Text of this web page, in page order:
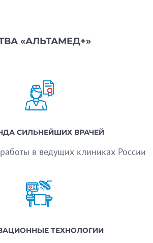
«АЛЬТАМЕД+»
СИЛЬНЕЙШИХ ВРАЧЕЙ
в ведущих клиниках России
ТЕХНОЛОГИИ